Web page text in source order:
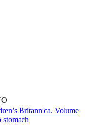
Britannica. Volume
stomach